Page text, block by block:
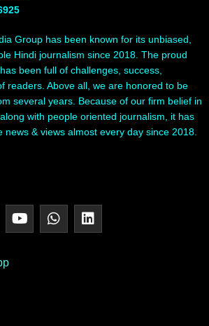
Group has been known for its unbiased,
Hindi journalism since 2018. The proud
been full of challenges, success,
readers. Above all, we are honored to be
several years. Because of our firm belief in
with people oriented journalism, it has
news & views almost every day since 2018.